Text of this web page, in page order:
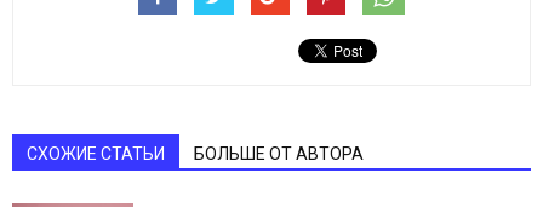
СХОЖИЕ СТАТЬИ БОЛЬШЕ ОТ АВТОРА